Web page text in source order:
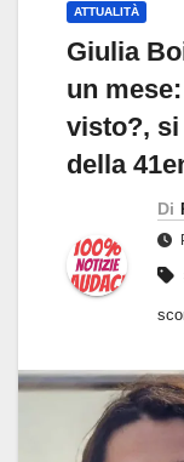
ATTUALITÀ
Giulia
un
visto?, si
della
Di